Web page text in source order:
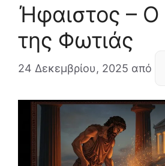
Ήφαιστος –
της Φωτιάς
24 Δεκεμβρίου, 2025 από